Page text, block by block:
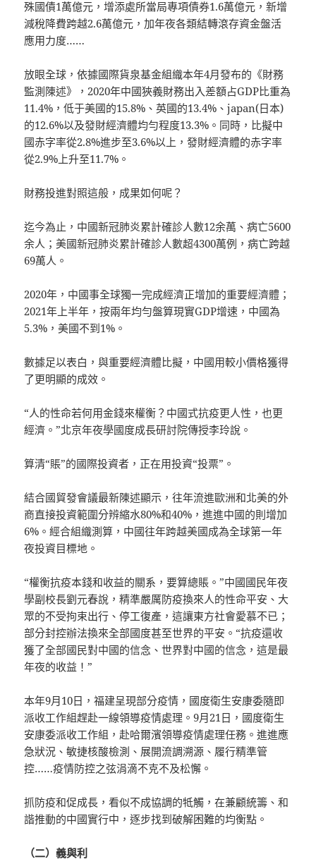
殊國債1萬億元，增添處所當局專項債券1.6萬億元，新增
減稅降費跨越2.6萬億元，加年夜各類結轉滾存資金盤活
應用力度……
放眼全球，依據國際貨泉基金組織本年4月發布的《財務
監測陳述》，2020年中國狹義財務出入差額占GDP比重為
11.4%，低于美國的15.8%、英國的13.4%、japan(日本)
的12.6%以及發財經濟體均勻程度13.3%。同時，比擬中
國赤字率從2.8%進步至3.6%以上，發財經濟體的赤字率
從2.9%上升至11.7%。
財務投進對照這般，成果如何呢？
迄今為止，中國新冠肺炎累計確診人數12余萬、病亡5600
余人；美國新冠肺炎累計確診人數超4300萬例，病亡跨越
69萬人。
2020年，中國事全球獨一完成經濟正增加的重要經濟體；
2021年上半年，按兩年均勻盤算現實GDP增速，中國為
5.3%，美國不到1%。
數據足以表白，與重要經濟體比擬，中國用較小價格獲得
了更明顯的成效。
“人的性命若何用金錢來權衡？中國式抗疫更人性，也更
經濟。”北京年夜學國度成長研討院傳授李玲說。
算清“賬”的國際投資者，正在用投資“投票”。
結合國貿發會議最新陳述顯示，往年流進歐洲和北美的外
商直接投資範圍分辨縮水80%和40%，進進中國的則增加
6%。經合組織測算，中國往年跨越美國成為全球第一年
夜投資目標地。
“權衡抗疫本錢和收益的關系，要算總賬。”中國國民年夜
學副校長劉元春說，精準嚴厲防疫換來人的性命平安、大
眾的不受拘束出行、停工復產，這讓東方社會愛慕不已；
部分封控辦法換來全部國度甚至世界的平安。“抗疫還收
獲了全部國民對中國的信念、世界對中國的信念，這是最
年夜的收益！”
本年9月10日，福建呈現部分疫情，國度衛生安康委隨即
派收工作組趕赴一線領導疫情處理。9月21日，國度衛生
安康委派收工作組，赴哈爾濱領導疫情處理任務。進進應
急狀況、敏捷核酸檢測、展開流調溯源、履行精準管
控……疫情防控之弦涓滴不克不及松懈。
抓防疫和促成長，看似不成協調的牴觸，在兼顧統籌、和
諧推動的中國實行中，逐步找到破解困難的均衡點。
（二）義與利